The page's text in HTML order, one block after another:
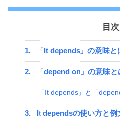
目次
1. 「It depends」の意味と
2. 「depend on」の意味と
「It depends」と「
3. It dependsの使い方と例